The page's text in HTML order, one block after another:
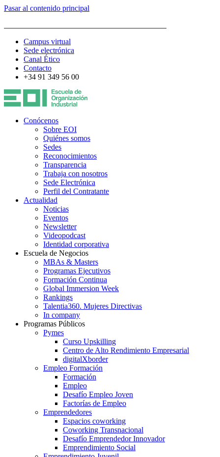
Pasar al contenido principal
Campus virtual
Sede electrónica
Canal Ético
Contacto
+34 91 349 56 00
Conócenos
Sobre EOI
Quiénes somos
Sedes
Reconocimientos
Transparencia
Trabaja con nosotros
Sede Electrónica
Perfil del Contratante
Actualidad
Noticias
Eventos
Newsletter
Videopodcast
Identidad corporativa
Escuela de Negocios
MBAs & Masters
Programas Ejecutivos
Formación Continua
Global Immersion Week
Rankings
Talentia360. Mujeres Directivas
In company
Programas Públicos
Pymes
Curso Upskilling
Centro de Alto Rendimiento Empresarial
digitalXborder
Empleo Formación
Formación
Empleo
Desafío Empleo Joven
Factorías de Empleo
Emprendedores
Espacios coworking
Coworking Transnacional
Desafío Emprendedor Innovador
Emprendimiento Social